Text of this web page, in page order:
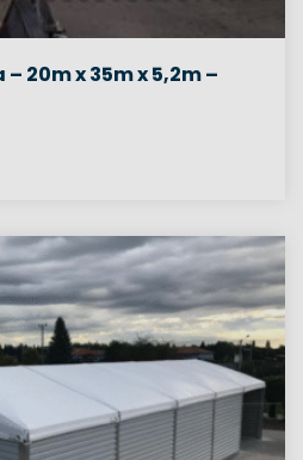
20m x 35m x 5,2m –